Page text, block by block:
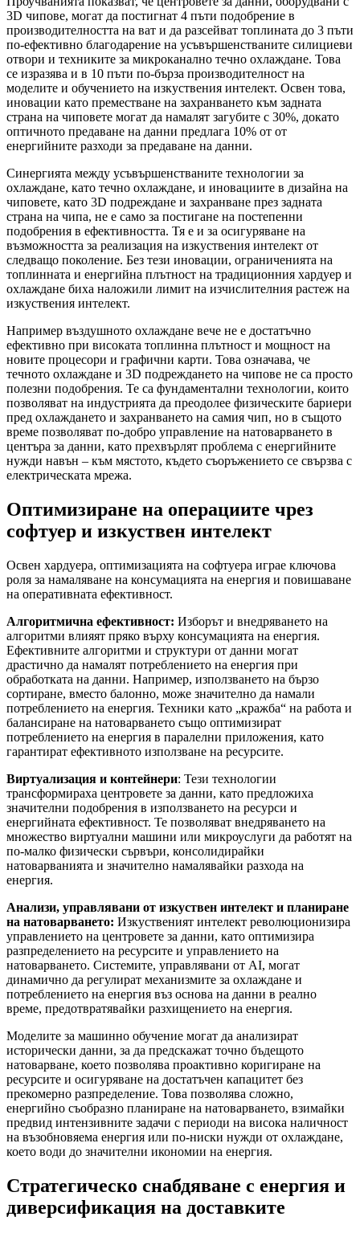
3D чипове, могат да постигнат 4 пъти подобрение в
производителността на ват и да разсейват топлината до 3 пъти
по-ефективно благодарение на усъвършенстваните силициеви
отвори и техниките за микроканално течно охлаждане. Това
се изразява и в 10 пъти по-бърза производителност на
моделите и обучението на изкуствения интелект. Освен това,
иновации като преместване на захранването към задната
страна на чиповете могат да намалят загубите с 30%, докато
оптичното предаване на данни предлага 10% от от
енергийните разходи за предаване на данни.
Синергията между усъвършенстваните технологии за
охлаждане, като течно охлаждане, и иновациите в дизайна на
чиповете, като 3D подреждане и захранване през задната
страна на чипа, не е само за постигане на постепенни
подобрения в ефективността. Тя е и за осигуряване на
възможността за реализация на изкуствения интелект от
следващо поколение. Без тези иновации, ограниченията на
топлинната и енергийна плътност на традиционния хардуер и
охлаждане биха наложили лимит на изчислителния растеж на
изкуствения интелект.
Например въздушното охлаждане вече не е достатъчно
ефективно при високата топлинна плътност и мощност на
новите процесори и графични карти. Това означава, че
течното охлаждане и 3D подреждането на чипове не са просто
полезни подобрения. Те са фундаментални технологии, които
позволяват на индустрията да преодолее физическите бариери
пред охлаждането и захранването на самия чип, но в същото
време позволяват по-добро управление на натоварването в
центъра за данни, като прехвърлят проблема с енергийните
нужди навън – към мястото, където съоръжението се свързва с
електрическата мрежа.
Оптимизиране на операциите чрез
софтуер и изкуствен интелект
Освен хардуера, оптимизацията на софтуера играе ключова
роля за намаляване на консумацията на енергия и повишаване
на оперативната ефективност.
Алгоритмична ефективност: Изборът и внедряването на
алгоритми влияят пряко върху консумацията на енергия.
Ефективните алгоритми и структури от данни могат
драстично да намалят потреблението на енергия при
обработката на данни. Например, използването на бързо
сортиране, вместо балонно, може значително да намали
потреблението на енергия. Техники като „кражба“ на работа и
балансиране на натоварването също оптимизират
потреблението на енергия в паралелни приложения, като
гарантират ефективното използване на ресурсите.
Виртуализация и контейнери: Тези технологии
трансформираха центровете за данни, като предложиха
значителни подобрения в използването на ресурси и
енергийната ефективност. Те позволяват внедряването на
множество виртуални машини или микроуслуги да работят на
по-малко физически сървъри, консолидирайки
натоварванията и значително намалявайки разхода на
енергия.
Анализи, управлявани от изкуствен интелект и планиране
на натоварването: Изкуственият интелект революционизира
управлението на центровете за данни, като оптимизира
разпределението на ресурсите и управлението на
натоварването. Системите, управлявани от AI, могат
динамично да регулират механизмите за охлаждане и
потреблението на енергия въз основа на данни в реално
време, предотвратявайки разхищението на енергия.
Моделите за машинно обучение могат да анализират
исторически данни, за да предскажат точно бъдещото
натоварване, което позволява проактивно коригиране на
ресурсите и осигуряване на достатъчен капацитет без
прекомерно разпределение. Това позволява сложно,
енергийно съобразно планиране на натоварването, взимайки
предвид интензивните задачи с периоди на висока наличност
на възобновяема енергия или по-ниски нужди от охлаждане,
което води до значителни икономии на енергия.
Стратегическо снабдяване с енергия и
диверсификация на доставките